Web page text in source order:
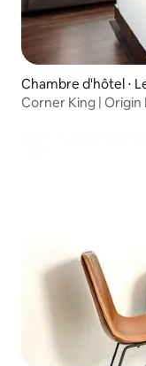
Chambre d'hôtel ⋅
Corner King |